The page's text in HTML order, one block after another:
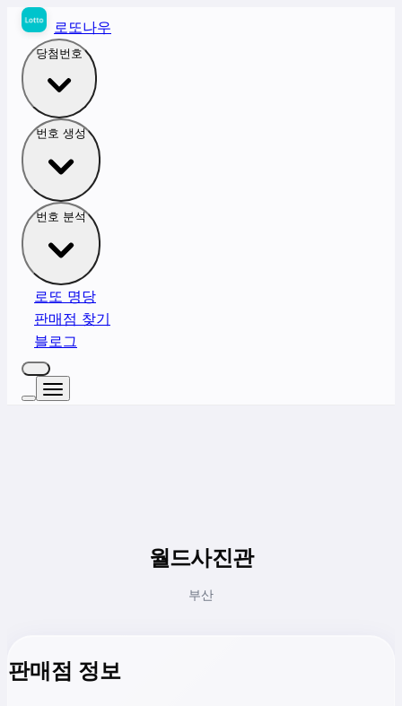
로또나우
당첨번호
번호 생성
번호 분석
로또 명당
판매점 찾기
블로그
월드사진관
부산
판매점 정보